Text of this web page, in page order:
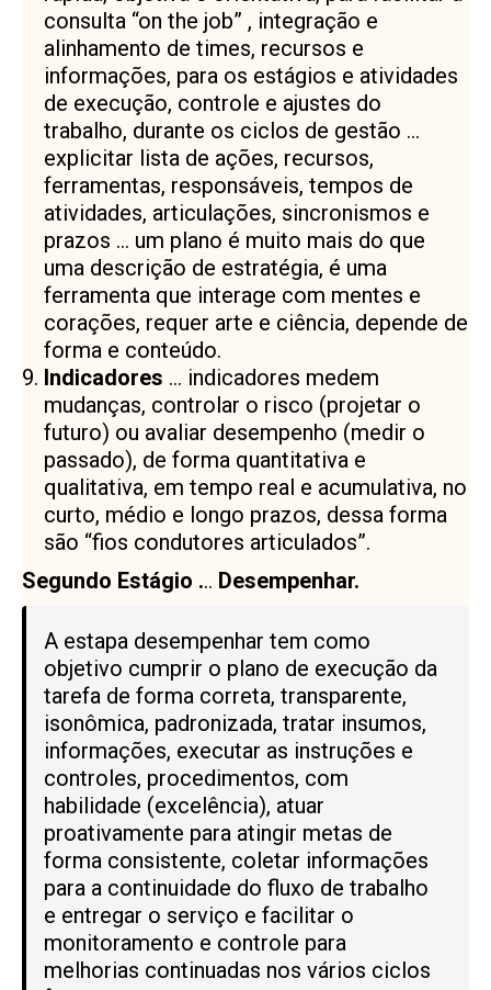
consulta “on the job” , integração e
alinhamento de times, recursos e
informações, para os estágios e atividades
de execução, controle e ajustes do
trabalho, durante os ciclos de gestão …
explicitar lista de ações, recursos,
ferramentas, responsáveis, tempos de
atividades, articulações, sincronismos e
prazos … um plano é muito mais do que
uma descrição de estratégia, é uma
ferramenta que interage com mentes e
corações, requer arte e ciência, depende de
forma e conteúdo.
Indicadores … indicadores medem
mudanças, controlar o risco (projetar o
futuro) ou avaliar desempenho (medir o
passado), de forma quantitativa e
qualitativa, em tempo real e acumulativa, no
curto, médio e longo prazos, dessa forma
são “fios condutores articulados”.
Segundo Estágio ... Desempenhar.
A estapa desempenhar tem como
objetivo cumprir o plano de execução da
tarefa de forma correta, transparente,
isonômica, padronizada, tratar insumos,
informações, executar as instruções e
controles, procedimentos, com
habilidade (excelência), atuar
proativamente para atingir metas de
forma consistente, coletar informações
para a continuidade do fluxo de trabalho
e entregar o serviço e facilitar o
monitoramento e controle para
melhorias continuadas nos vários ciclos